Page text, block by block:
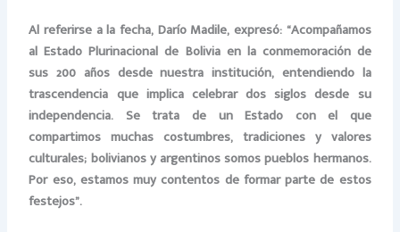
Al referirse a la fecha, Darío Madile, expresó: “Acompañamos
al Estado Plurinacional de Bolivia en la conmemoración de
sus 200 años desde nuestra institución, entendiendo la
trascendencia que implica celebrar dos siglos desde su
independencia. Se trata de un Estado con el que
compartimos muchas costumbres, tradiciones y valores
culturales; bolivianos y argentinos somos pueblos hermanos.
Por eso, estamos muy contentos de formar parte de estos
festejos”.